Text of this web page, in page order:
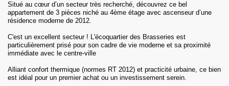
Situé au cœur d’un secteur très recherché, découvrez ce bel
appartement de 3 pièces niché au 4ème étage avec ascenseur d’une
résidence moderne de 2012.
C'est un excellent secteur ! L'écoquartier des Brasseries est
particulièrement prisé pour son cadre de vie moderne et sa proximité
immédiate avec le centre-ville
Alliant confort thermique (normes RT 2012) et practicité urbaine, ce bien
est idéal pour un premier achat ou un investissement serein.